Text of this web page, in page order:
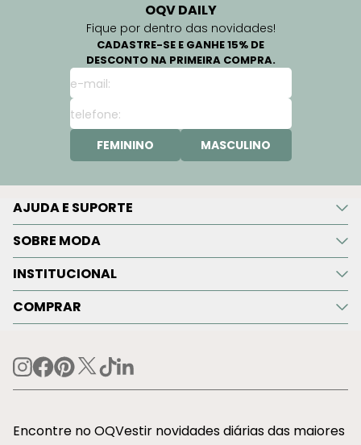
OQV DAILY
Fique por dentro das novidades!
CADASTRE-SE E GANHE 15% DE
DESCONTO NA PRIMEIRA COMPRA.
FEMININO MASCULINO
AJUDA E SUPORTE
SOBRE MODA
INSTITUCIONAL
COMPRAR
Encontre no OQVestir novidades diárias das maiores